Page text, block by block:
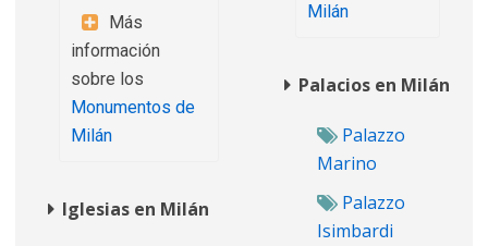
Más
información
sobre los
Monumentos de
Milán
Iglesias en Milán
Milán
Palacios en Milán
Palazzo
Marino
Palazzo
Isimbardi